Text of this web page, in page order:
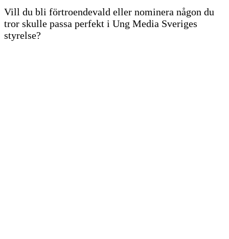
Vill du bli förtroendevald eller nominera någon du
tror skulle passa perfekt i Ung Media Sveriges
styrelse?